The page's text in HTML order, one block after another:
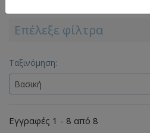
Επέλεξε φίλτρα
Ταξινόμηση:
Εγγραφές 1 - 8 από 8